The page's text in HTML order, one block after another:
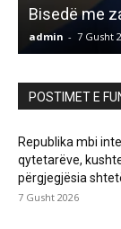
Bisedë me
admin - 7 Gusht
POSTIMET E
Republika mbi
qytetarëve,
përgjegjësia
7 Gusht 2026